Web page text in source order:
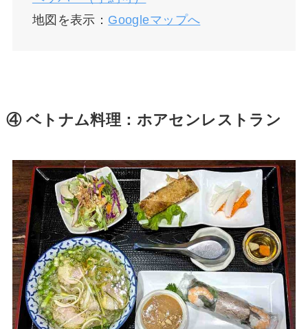
地図を表示： Googleマップへ
④ ベトナム料理：ホアセンレストラン